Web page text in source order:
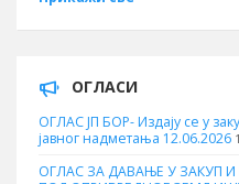
ОГЛАСИ
ОГЛАС ЈП БОР- Издају се у
јавног надметања 12.06.2026
ОГЛАС ЗА ДАВАЊЕ У ЗАКУП